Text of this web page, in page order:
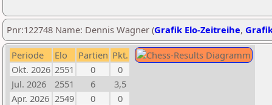
Pnr:122748 Name: Dennis Wagner (Grafik Elo-Zeitreihe,
Periode Elo Partien Pkt.
Okt. 2026 2551 0
0
Jul. 2026
2551 6
3,5
Apr. 2026 2549 0
0